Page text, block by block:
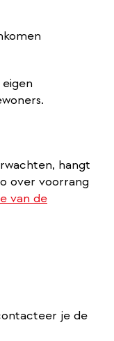
hangt
over voorrang
van de
je de